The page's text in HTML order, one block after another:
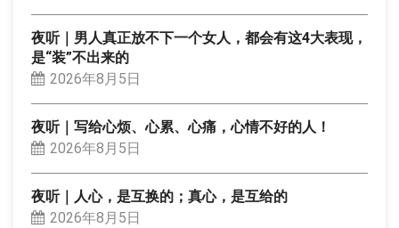
夜听｜男人真正放不下一个女人，都会有这4大表现，
是“装”不出来的
2026年8月5日
夜听｜写给心烦、心累、心痛，心情不好的人！
2026年8月5日
夜听｜人心，是互换的；真心，是互给的
2026年8月5日